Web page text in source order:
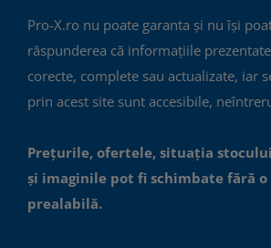
Pro-X.ro nu poate garanta și nu își
răspunderea că informațiile
corecte, complete sau actualizate, iar
prin acest site sunt accesibile,
Prețurile, ofertele, situația
și imaginile pot fi schimbate fără
prealabilă.